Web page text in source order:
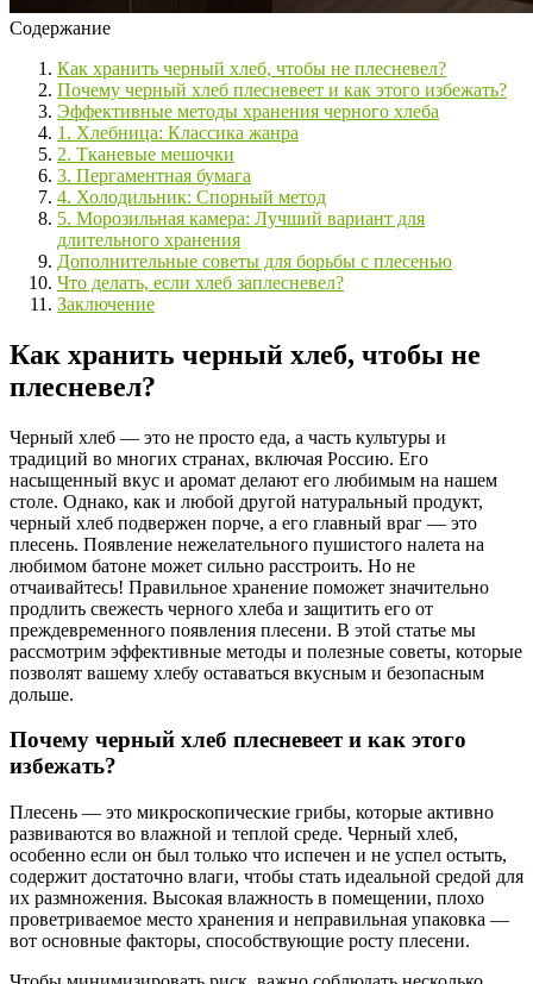
Содержание
Как хранить черный хлеб, чтобы не плесневел?
Почему черный хлеб плесневеет и как этого избежать?
Эффективные методы хранения черного хлеба
1. Хлебница: Классика жанра
2. Тканевые мешочки
3. Пергаментная бумага
4. Холодильник: Спорный метод
5. Морозильная камера: Лучший вариант для
длительного хранения
Дополнительные советы для борьбы с плесенью
Что делать, если хлеб заплесневел?
Заключение
Как хранить черный хлеб, чтобы не
плесневел?
Черный хлеб — это не просто еда, а часть культуры и
традиций во многих странах, включая Россию. Его
насыщенный вкус и аромат делают его любимым на нашем
столе. Однако, как и любой другой натуральный продукт,
черный хлеб подвержен порче, а его главный враг — это
плесень. Появление нежелательного пушистого налета на
любимом батоне может сильно расстроить. Но не
отчаивайтесь! Правильное хранение поможет значительно
продлить свежесть черного хлеба и защитить его от
преждевременного появления плесени. В этой статье мы
рассмотрим эффективные методы и полезные советы, которые
позволят вашему хлебу оставаться вкусным и безопасным
дольше.
Почему черный хлеб плесневеет и как этого
избежать?
Плесень — это микроскопические грибы, которые активно
развиваются во влажной и теплой среде. Черный хлеб,
особенно если он был только что испечен и не успел остыть,
содержит достаточно влаги, чтобы стать идеальной средой для
их размножения. Высокая влажность в помещении, плохо
проветриваемое место хранения и неправильная упаковка —
вот основные факторы, способствующие росту плесени.